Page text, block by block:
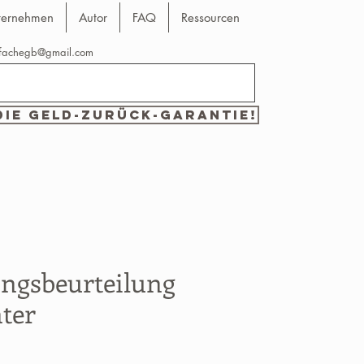
Autor FAQ Ressourcen
Geld-zurück-Garantie!